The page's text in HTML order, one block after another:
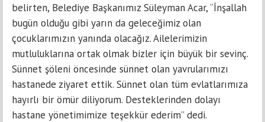
belirten, Belediye Başkanımız Süleyman Acar, “İnşallah
bugün olduğu gibi yarın da geleceğimiz olan
çocuklarımızın yanında olacağız. Ailelerimizin
mutluluklarına ortak olmak bizler için büyük bir sevinç.
Sünnet şöleni öncesinde sünnet olan yavrularımızı
hastanede ziyaret ettik. Sünnet olan tüm evlatlarımıza
hayırlı bir ömür diliyorum. Desteklerinden dolayı
hastane yönetimimize teşekkür ederim” dedi.